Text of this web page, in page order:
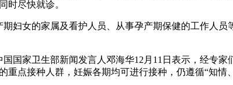
时尽快就诊。
妇女的家属及看护人员、从事孕产期保健的工作人
国家卫生部新闻发言人邓海华12月11日表示，经专
点接种人群，妊娠各期均可进行接种，仍遵循“知情